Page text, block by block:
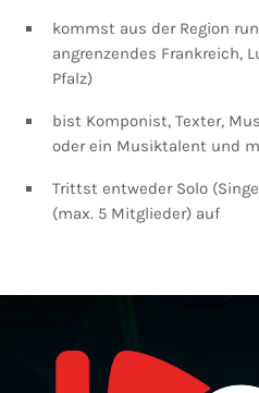
kommst aus der Region
angrenzendes Frankreich,
Pfalz)
bist Komponist, Texter,
oder ein Musiktalent und
Trittst entweder Solo
(max. 5 Mitglieder) auf